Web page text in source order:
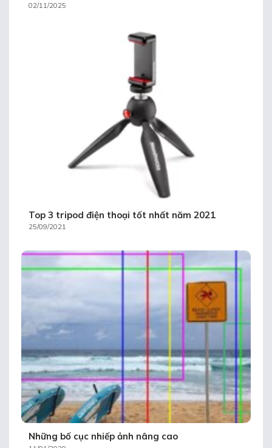
02/11/2025
Top 3 tripod điện thoại tốt nhất năm 2021
25/09/2021
Những bố cục nhiếp ảnh nâng cao